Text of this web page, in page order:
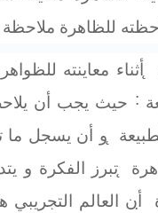
للظاهرة ملاحظة
أثناء معاينته
˸ حيث يجب أن
و أن يسجل ما
تبرز الفكرة و
أن العالم